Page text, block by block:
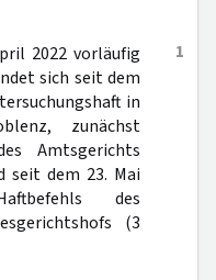
1
2022 vorläufig
sich seit dem
in
zunächst
Amtsgerichts
seit dem 23. Mai
des
(3